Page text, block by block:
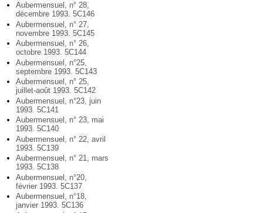
Aubermensuel, n° 28,
décembre 1993. 5C146
Aubermensuel, n° 27,
novembre 1993. 5C145
Aubermensuel, n° 26,
octobre 1993. 5C144
Aubermensuel, n°25,
septembre 1993. 5C143
Aubermensuel, n° 25,
juillet-août 1993. 5C142
Aubermensuel, n°23, juin
1993. 5C141
Aubermensuel, n° 23, mai
1993. 5C140
Aubermensuel, n° 22, avril
1993. 5C139
Aubermensuel, n° 21, mars
1993. 5C138
Aubermensuel, n°20,
février 1993. 5C137
Aubermensuel, n°18,
janvier 1993. 5C136